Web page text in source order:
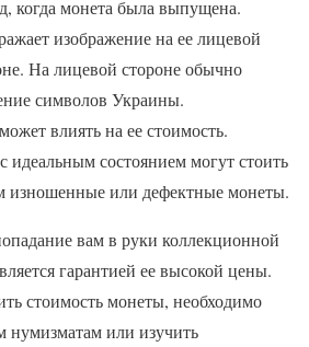
когда монета была выпущена.
изображение на ее лицевой
На лицевой стороне обычно
символов Украины.
влиять на ее стоимость.
состоянием могут стоить
изношенные или дефектные монеты.
вам в руки коллекционной
гарантией ее высокой цены.
стоимость монеты, необходимо
нумизматам или изучить